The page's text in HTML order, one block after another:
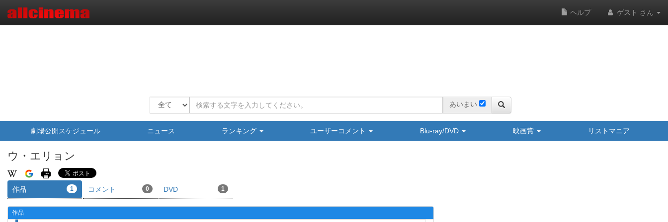
ヘルプ ゲスト さん
あいまい
劇場公開スケジュール ニュース ランキング ユーザーコメント Blu-ray/DVD 映画賞 リストマニア
ウ・エリョン
作品 1 コメント 0 DVD 1
作品